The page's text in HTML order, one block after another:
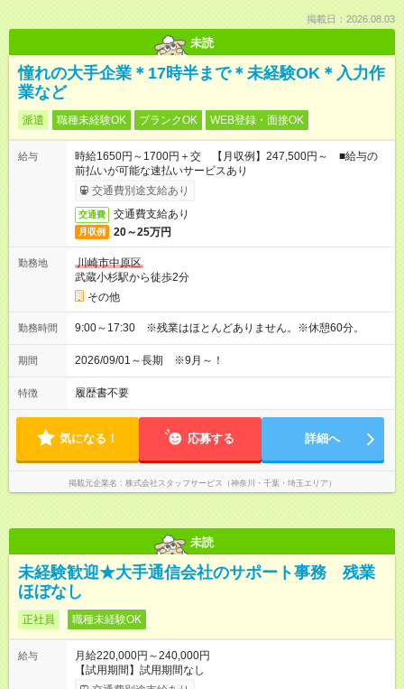
掲載日：2026.08.03
未読
憧れの大手企業＊17時半まで＊未経験OK＊入力作
業など
派遣 職種未経験OK ブランクOK WEB登録・面接OK
給与
時給1650円～1700円＋交 【月収例】247,500円～ ■給与の
前払いが可能な速払いサービスあり
交通費別途支給あり
交通費 交通費支給あり
月収例 20～25万円
勤務地
川崎市中原区
武蔵小杉駅から徒歩2分
その他
勤務時間 9:00～17:30 ※残業はほとんどありません。※休憩60分。
期間 2026/09/01～長期 ※9月～！
特徴 履歴書不要
気になる！ 応募する 詳細へ
掲載元企業名 株式会社スタッフサービス（神奈川・千葉・埼玉エリア）
未読
未経験歓迎★大手通信会社のサポート事務 残業
ほぼなし
正社員 職種未経験OK
給与
月給220,000円～240,000円
【試用期間】試用期間なし